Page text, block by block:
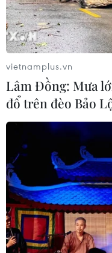
vietnamplus.vn
Lâm Đồng: Mưa
đổ trên đèo Bảo